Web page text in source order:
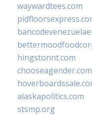
waywardtees.com
hingstonnt.com
chooseagender.com
alaskapolitics.com
stsmp.org